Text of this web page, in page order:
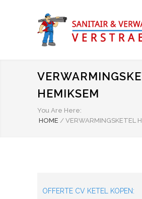
HEMIKSEM
You Are Here:
HOME / VERWARMINGSKETEL
OFFERTE CV KETEL KOPEN: